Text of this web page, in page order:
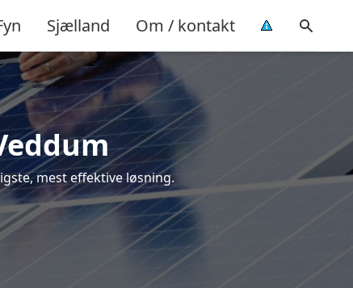
Sjælland Om / kontakt
mest effektive løsning.